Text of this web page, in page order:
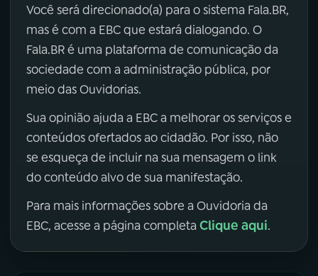
Você será direcionado(a) para o sistema Fala.BR,
mas é com a EBC que estará dialogando. O
Fala.BR é uma plataforma de comunicação da
sociedade com a administração pública, por
meio das Ouvidorias.
Sua opinião ajuda a EBC a melhorar os serviços e
conteúdos ofertados ao cidadão. Por isso, não
se esqueça de incluir na sua mensagem o link
do conteúdo alvo de sua manifestação.
Para mais informações sobre a Ouvidoria da
EBC, acesse a página completa Clique aqui.